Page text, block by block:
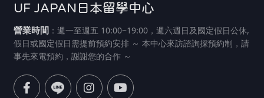
UF JAPAN日本留學中心
營業時間：週一至週五 10:00~19:00，週六週日及國定假日公休,
假日或國定假日需提前預約安排 ～ 本中心來訪諮詢採預約制，請
事先來電預約，謝謝您的合作 ～